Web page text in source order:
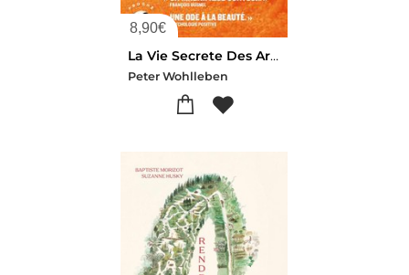
8,90€
La Vie Secrete Des Arbres
Peter Wohlleben